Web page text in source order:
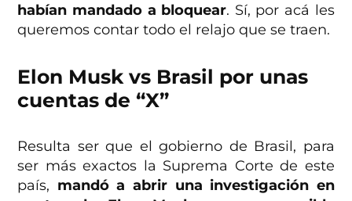
habían mandado a bloquear. Sí, por acá les
queremos contar todo el relajo que se traen.
Elon Musk vs Brasil por unas
cuentas de “X”
Resulta ser que el gobierno de Brasil, para
ser más exactos la Suprema Corte de este
país, mandó a abrir una investigación en